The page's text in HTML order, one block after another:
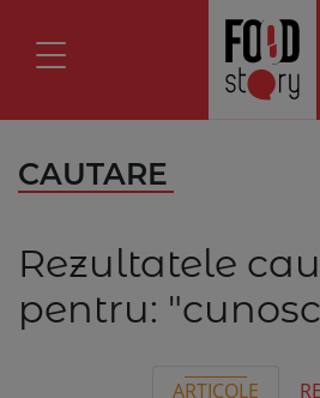
CAUTARE
Rezultatele
pentru:
ARTICOLE